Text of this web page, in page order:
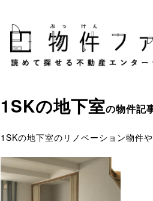
1SKの地下室の物件記
1SKの地下室のリノベーション物件